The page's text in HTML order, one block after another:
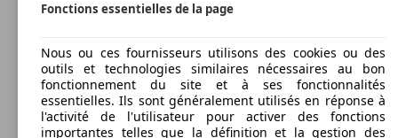
Fonctions essentielles de la page
Nous ou ces fournisseurs utilisons des cookies ou des
outils et technologies similaires nécessaires au bon
fonctionnement du site et à ses fonctionnalités
essentielles. Ils sont généralement utilisés en réponse à
l'activité de l'utilisateur pour activer des fonctions
importantes telles que la définition et la gestion des